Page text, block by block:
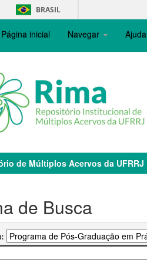
BRASIL
inicial Navegar Ajuda
de Múltiplos Acervos da UFRRJ
de Busca